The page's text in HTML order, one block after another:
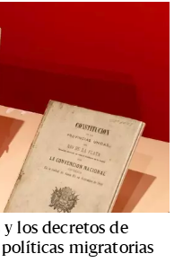
los decretos de
migratorias